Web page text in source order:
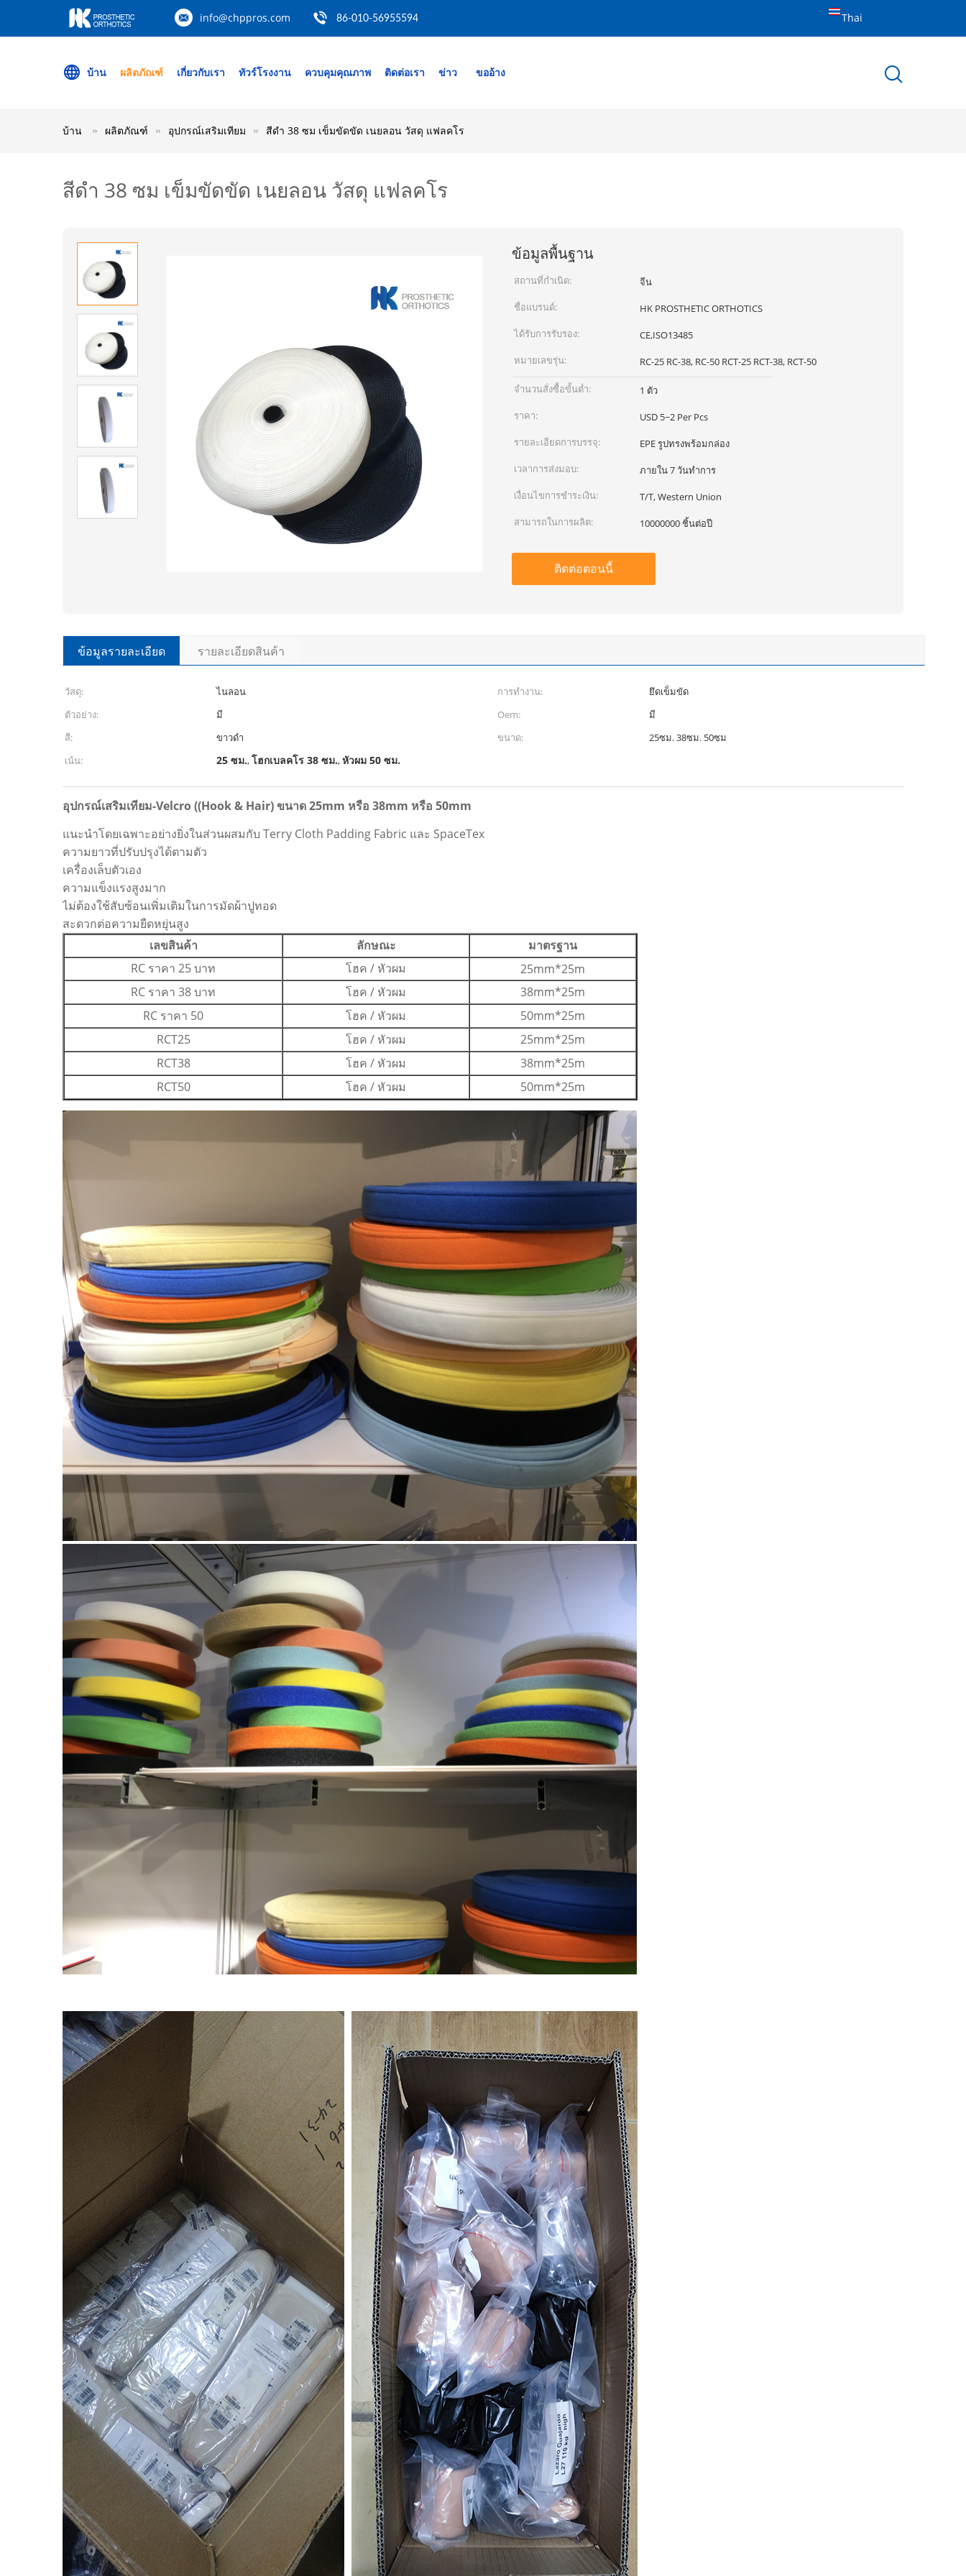
info@chppros.com 86-010-56955594 Thai
บ้าน ผลิตภัณฑ์ เกี่ยวกับเรา ทัวร์โรงงาน ควบคุมคุณภาพ ติดต่อเรา ข่าว ขออ้าง
บ้าน ผลิตภัณฑ์ อุปกรณ์เสริมเทียม สีดํา 38 ซม เข็มขัดขัด เนยลอน วัสดุ แฟลคโร
สีดํา 38 ซม เข็มขัดขัด เนยลอน วัสดุ แฟลคโร
ข้อมูลพื้นฐาน
สถานที่กำเนิด:
จีน
ชื่อแบรนด์:
HK PROSTHETIC ORTHOTICS
ได้รับการรับรอง:
CE,ISO13485
หมายเลขรุ่น:
RC-25 RC-38, RC-50 RCT-25 RCT-38, RCT-50
จำนวนสั่งซื้อขั้นต่ำ:
1 ตัว
ราคา:
USD 5~2 Per Pcs
รายละเอียดการบรรจุ:
EPE รูปทรงพร้อมกล่อง
เวลาการส่งมอบ:
ภายใน 7 วันทําการ
เงื่อนไขการชำระเงิน:
T/T, Western Union
สามารถในการผลิต:
10000000 ชิ้นต่อปี
ติดต่อตอนนี้
ข้อมูลรายละเอียด รายละเอียดสินค้า
วัสดุ: ไนลอน การทำงาน:
ยึดเข็มขัด
ตัวอย่าง:
มี Oem:
มี
สี:
ขาวดำ ขนาด:
25ซม. 38ซม. 50ซม
เน้น:
25 ซม.,โฮกเบลคโร 38 ซม.,หัวผม 50 ซม.
อุปกรณ์เสริมเทียม-Velcro ((Hook & Hair) ขนาด 25mm หรือ 38mm หรือ 50mm
แนะนําโดยเฉพาะอย่างยิ่งในส่วนผสมกับ Terry Cloth Padding Fabric และ SpaceTex
ความยาวที่ปรับปรุงได้ตามตัว
เครื่องเล็บตัวเอง
ความแข็งแรงสูงมาก
ไม่ต้องใช้สับซ้อนเพิ่มเติมในการมัดผ้าปูทอด
สะดวกต่อความยืดหยุ่นสูง
เลขสินค้า
ลักษณะ
มาตรฐาน
RC ราคา 25 บาท
โฮค / หัวผม
25mm*25m
RC ราคา 38 บาท
โฮค / หัวผม
38mm*25m
RC ราคา 50
โฮค / หัวผม
50mm*25m
RCT25
โฮค / หัวผม
25mm*25m
RCT38
โฮค / หัวผม
38mm*25m
RCT50
โฮค / หัวผม 50mm*25m